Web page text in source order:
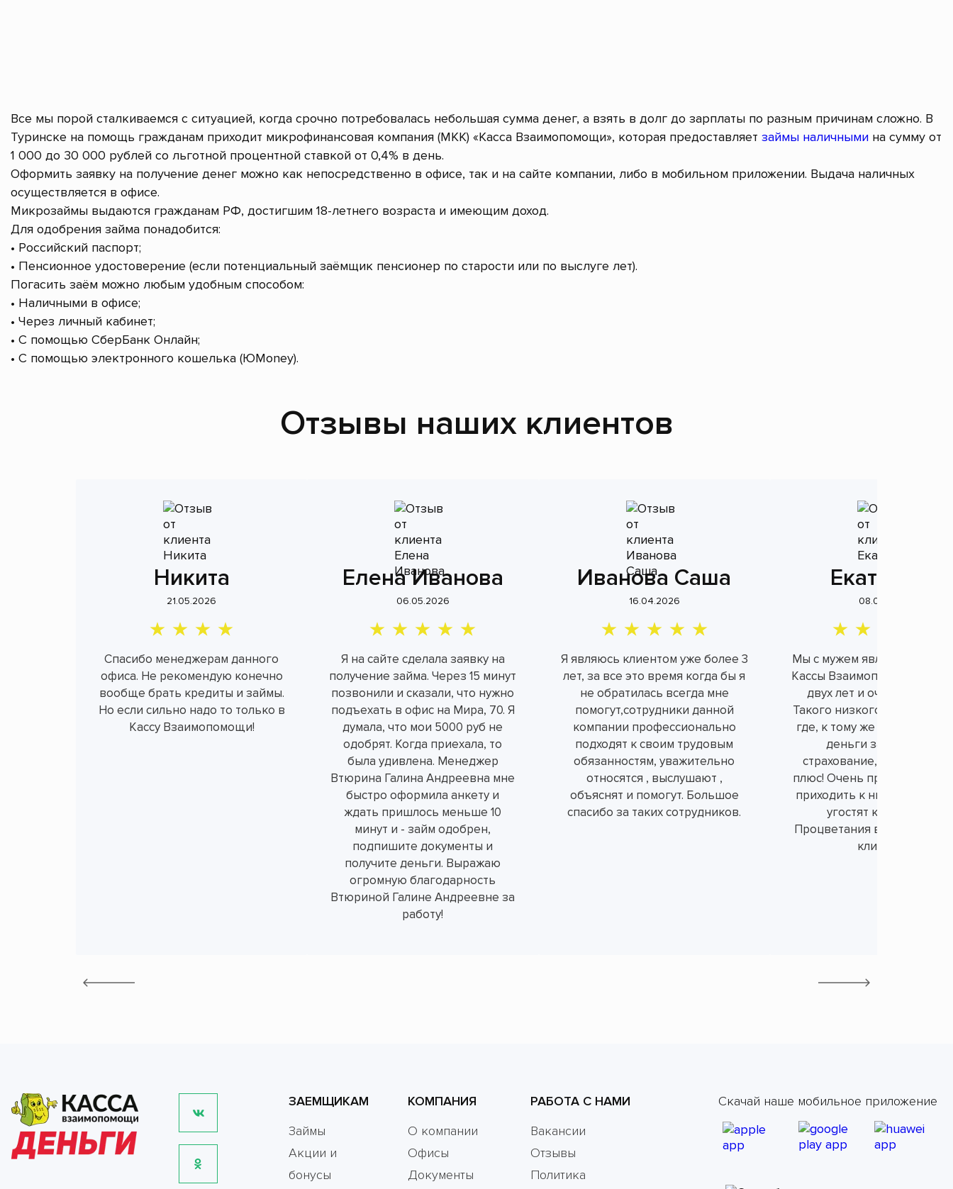
Все мы порой сталкиваемся с ситуацией, когда срочно потребовалась небольшая сумма денег, а взять в долг до зарплаты по разным причинам сложно. В
Туринске на помощь гражданам приходит микрофинансовая компания (МКК) «Касса Взаимопомощи», которая предоставляет займы наличными на сумму от
1 000 до 30 000 рублей со льготной процентной ставкой от 0,4% в день.
Оформить заявку на получение денег можно как непосредственно в офисе, так и на сайте компании, либо в мобильном приложении. Выдача наличных
осуществляется в офисе.
Микрозаймы выдаются гражданам РФ, достигшим 18-летнего возраста и имеющим доход.
Для одобрения займа понадобится:
• Российский паспорт;
• Пенсионное удостоверение (если потенциальный заёмщик пенсионер по старости или по выслуге лет).
Погасить заём можно любым удобным способом:
• Наличными в офисе;
• Через личный кабинет;
• С помощью СберБанк Онлайн;
• С помощью электронного кошелька (ЮMoney).
Отзывы наших клиентов
Никита
21.05.2026
Спасибо менеджерам данного
офиса. Не рекомендую конечно
вообще брать кредиты и займы.
Но если сильно надо то только в
Кассу Взаимопомощи!
Елена Иванова
06.05.2026
Я на сайте сделала заявку на
получение займа. Через 15 минут
позвонили и сказали, что нужно
подъехать в офис на Мира, 70. Я
думала, что мои 5000 руб не
одобрят. Когда приехала, то
была удивлена. Менеджер
Втюрина Галина Андреевна мне
быстро оформила анкету и
ждать пришлось меньше 10
минут и - займ одобрен,
подпишите документы и
получите деньги. Выражаю
огромную благодарность
Втюриной Галине Андреевне за
работу!
Иванова Саша
16.04.2026
Я являюсь клиентом уже более 3
лет, за все это время когда бы я
не обратилась всегда мне
помогут,сотрудники данной
компании профессионально
подходят к своим трудовым
обязанностям, уважительно
относятся , выслушают ,
объяснят и помогут. Большое
спасибо за таких сотрудников.
Екатерина
08.04.2026
Мы с мужем являемся
Кассы Взаимопомощи уже
двух лет и очень
Такого низкого процента
где, к тому же не берут
деньги за не нужное
страхование, а это
плюс! Очень приятно и
приходить к ним в офис,
угостят конфетками.
Процветания вам и
клиентов!
ЗАЕМЩИКАМ
Займы
Акции и
бонусы
КОМПАНИЯ
О компании
Офисы
Документы
РАБОТА С НАМИ
Вакансии
Отзывы
Политика
Скачай наше мобильное приложение